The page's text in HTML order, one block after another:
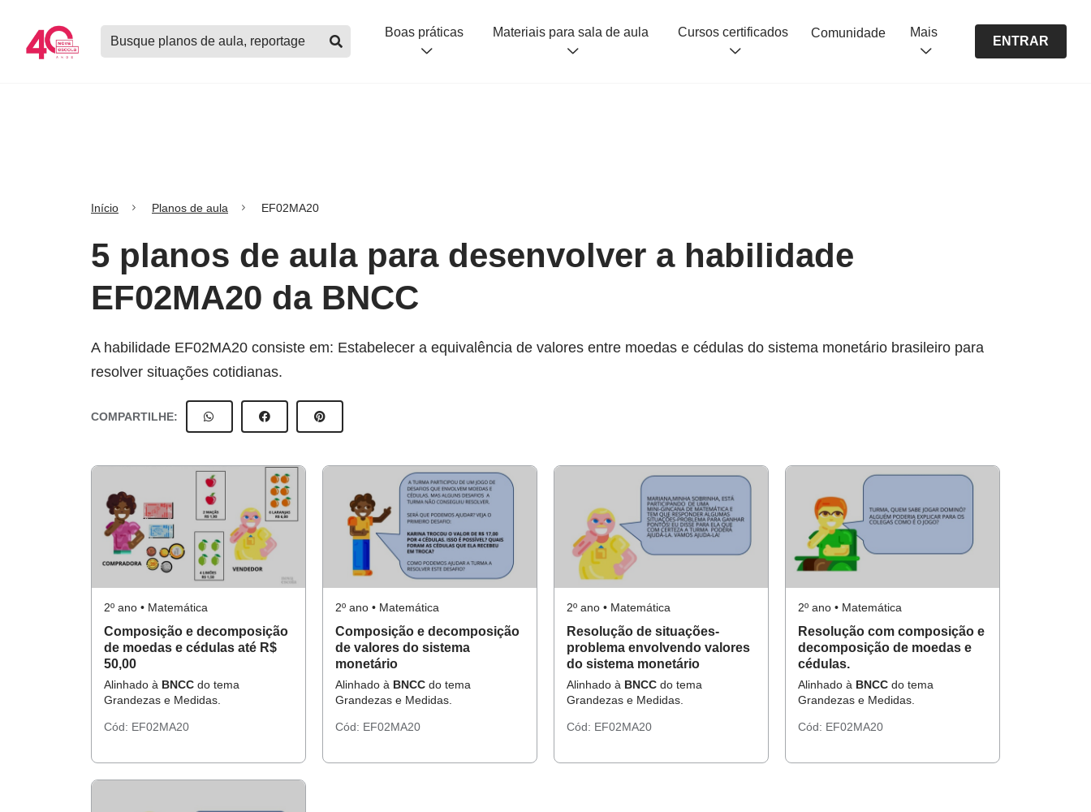
Buscar
planos
Boas práticas Materiais para sala de aula Cursos certificados Comunidade Mais
ENTRAR
Início Planos de aula EF02MA20
5 planos de aula para desenvolver a habilidade
EF02MA20 da BNCC
A habilidade EF02MA20 consiste em: Estabelecer a equivalência de valores entre moedas e cédulas do sistema monetário brasileiro para
resolver situações cotidianas.
COMPARTILHE:
2º ano • Matemática
Composição e decomposição
de moedas e cédulas até R$
50,00
Alinhado à BNCC do tema
Grandezas e Medidas.
Cód: EF02MA20
2º ano • Matemática
Composição e decomposição
de valores do sistema
monetário
Alinhado à BNCC do tema
Grandezas e Medidas.
Cód: EF02MA20
2º ano • Matemática
Resolução de situações-
problema envolvendo valores
do sistema monetário
Alinhado à BNCC do tema
Grandezas e Medidas.
Cód: EF02MA20
2º ano • Matemática
Resolução com composição e
decomposição de moedas e
cédulas.
Alinhado à BNCC do tema
Grandezas e Medidas.
Cód: EF02MA20